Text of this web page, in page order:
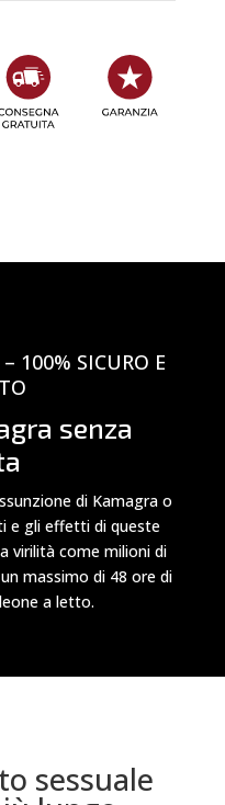
100% SICURO E
senza
di Kamagra o
e gli effetti di queste
virilità come milioni di
massimo di 48 ore di
a letto.
sessuale